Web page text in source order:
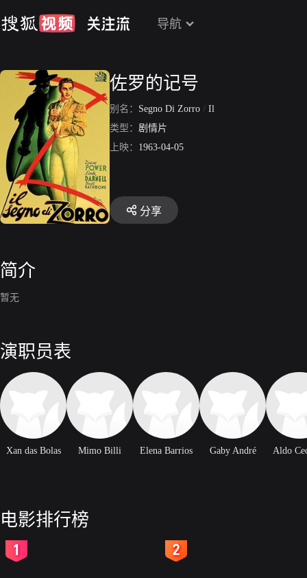
导航
佐罗的记号
别名： Segno Di Zorro / Il
类型： 剧情片
上映： 1963-04-05
分享
简介
暂无
演职员表
Xan das Bolas Mimo Billi Elena Barrios Gaby André Aldo
电影排行榜